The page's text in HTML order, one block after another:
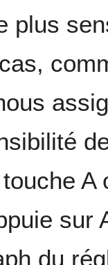
plus
A
du